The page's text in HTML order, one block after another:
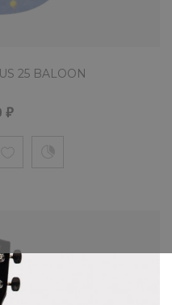
25 BALOON
₽